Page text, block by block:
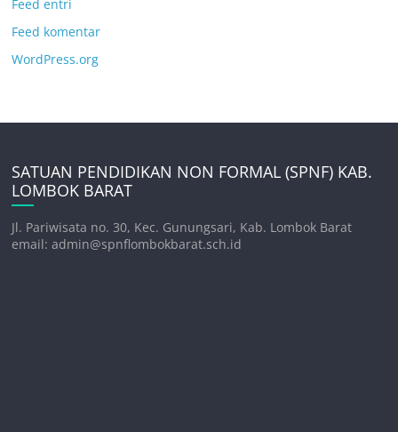
Feed entri
Feed komentar
WordPress.org
SATUAN PENDIDIKAN NON FORMAL (SPNF) KAB.
LOMBOK BARAT
Jl. Pariwisata no. 30, Kec. Gunungsari, Kab. Lombok Barat
email: admin@spnflombokbarat.sch.id